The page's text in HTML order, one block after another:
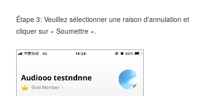
Étape 3: Veuillez sélectionner une raison d'annulation et
cliquer sur « Soumettre ».